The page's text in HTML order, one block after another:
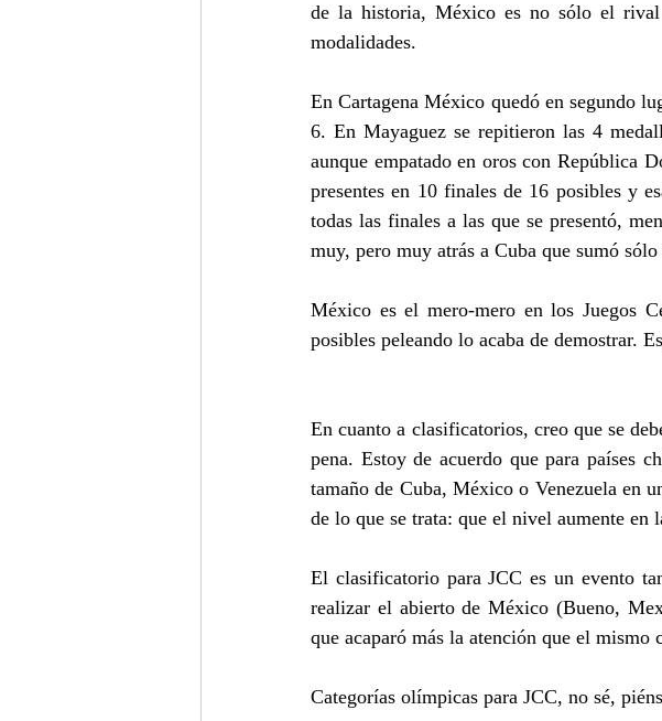
de la historia, México es no sólo el rival
modalidades.
En Cartagena México quedó en segundo
6. En Mayaguez se repitieron las 4
aunque empatado en oros con República
presentes en 10 finales de 16 posibles y
todas las finales a las que se presentó,
muy, pero muy atrás a Cuba que sumó sólo
México es el mero-mero en los Juegos
posibles peleando lo acaba de demostrar.
En cuanto a clasificatorios, creo que se
pena. Estoy de acuerdo que para países
tamaño de Cuba, México o Venezuela en
de lo que se trata: que el nivel aumente
El clasificatorio para JCC es un evento
realizar el abierto de México (Bueno,
que acaparó más la atención que el mismo
Categorías olímpicas para JCC, no sé,